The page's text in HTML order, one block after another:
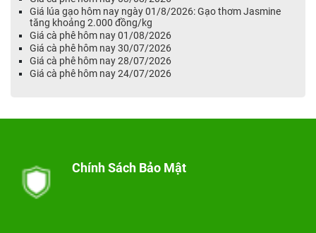
Giá lúa gạo hôm nay ngày 01/8/2026: Gạo thơm Jasmine
tăng khoảng 2.000 đồng/kg
Giá cà phê hôm nay 01/08/2026
Giá cà phê hôm nay 30/07/2026
Giá cà phê hôm nay 28/07/2026
Giá cà phê hôm nay 24/07/2026
Chính Sách Bảo Mật